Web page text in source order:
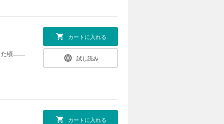
た頃……
カートに入れる
試し読み
カートに入れる